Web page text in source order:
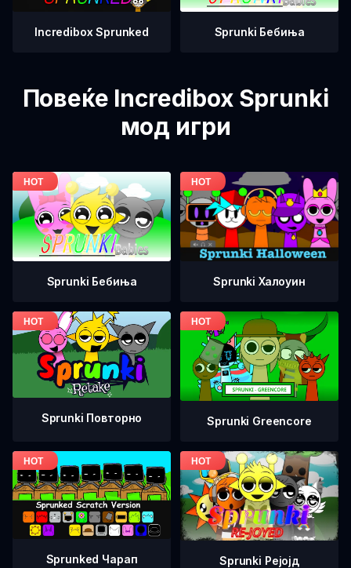
Incredibox Sprunked Sprunki Бебиња
Повеќе Incredibox Sprunki
мод игри
Sprunki Бебиња Sprunki Халоуин
Sprunki Повторно Sprunki Greencore
Sprunked Чарап Sprunki Рејојд